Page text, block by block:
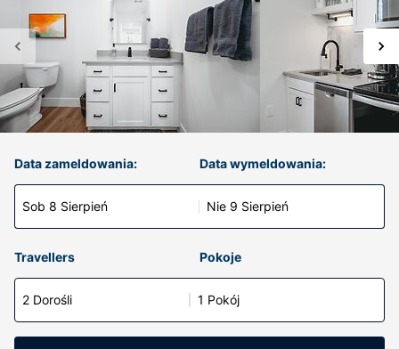
Data zameldowania:
Sob 8 Sierpień
Data wymeldowania:
Nie 9 Sierpień
Travellers Pokoje
2 Dorośli 1 Pokój